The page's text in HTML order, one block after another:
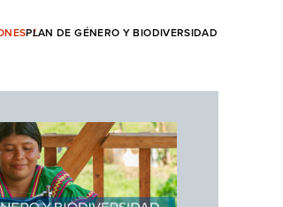
PLAN DE GÉNERO Y BIODIVERSIDAD